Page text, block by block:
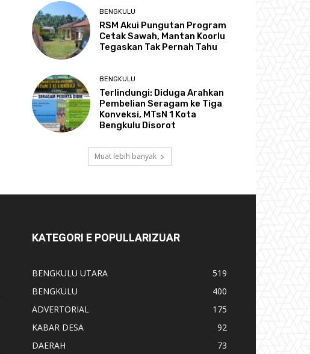
BENGKULU
RSM Akui Pungutan Program
Cetak Sawah, Mantan Koorlu
Tegaskan Tak Pernah Tahu
BENGKULU
Terlindungi: Diduga Arahkan
Pembelian Seragam ke Tiga
Konveksi, MTsN 1 Kota
Bengkulu Disorot
Muat lebih banyak
KATEGORI E POPULLARIZUAR
BENGKULU UTARA
519
BENGKULU
400
ADVERTORIAL
175
KABAR DESA
92
DAERAH
73